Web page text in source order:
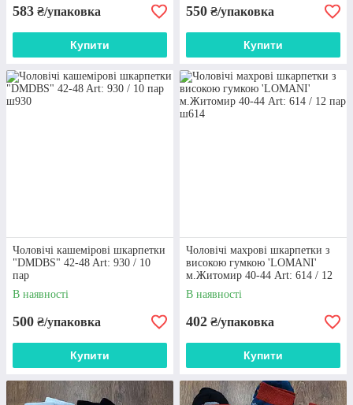
583 ₴/упаковка
Купити
550 ₴/упаковка
Купити
Чоловічі кашемірові шкарпетки
"DMDBS" 42-48 Art: 930 / 10
пар
В наявності
500 ₴/упаковка
Купити
Чоловічі махрові шкарпетки з
високою гумкою 'LOMANI'
м.Житомир 40-44 Art: 614 / 12
пар
В наявності
402 ₴/упаковка
Купити